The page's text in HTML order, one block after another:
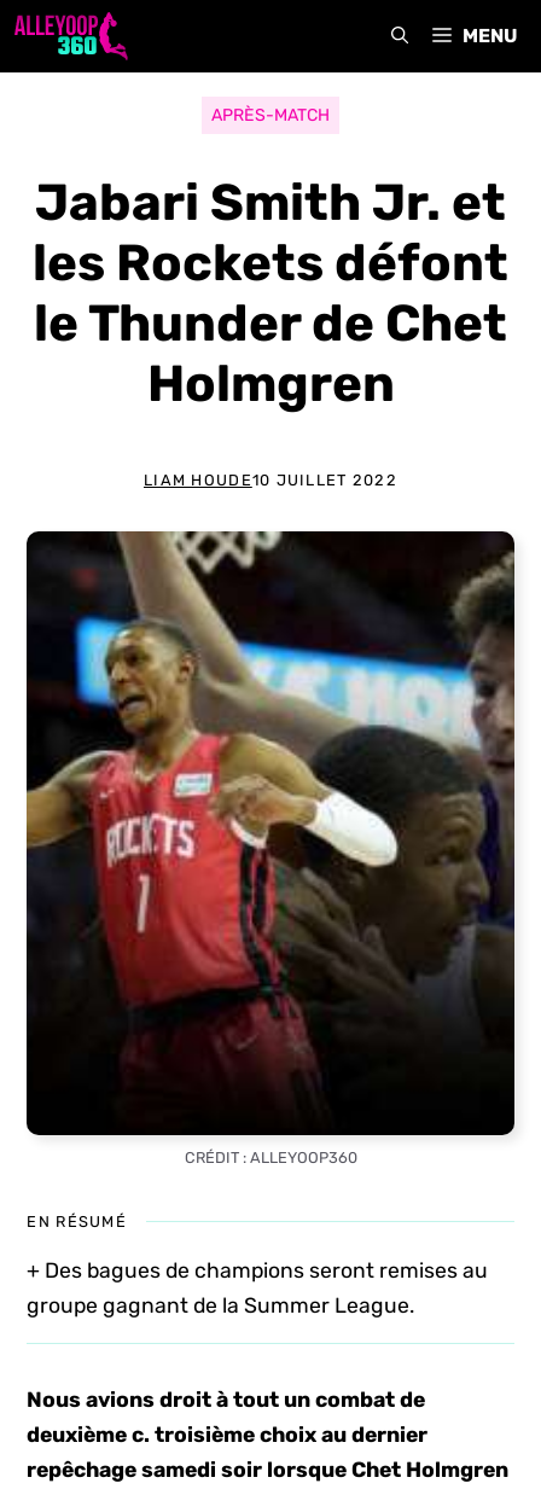
Aller
MENU
APRÈS-MATCH
Jabari Smith Jr. et
les Rockets défont
le Thunder de Chet
Holmgren
LIAM HOUDE10 JUILLET 2022
CRÉDIT : ALLEYOOP360
EN RÉSUMÉ
+ Des bagues de champions seront remises au
groupe gagnant de la Summer League.
Nous avions droit à tout un combat de
deuxième c. troisième choix au dernier
repêchage samedi soir lorsque Chet Holmgren